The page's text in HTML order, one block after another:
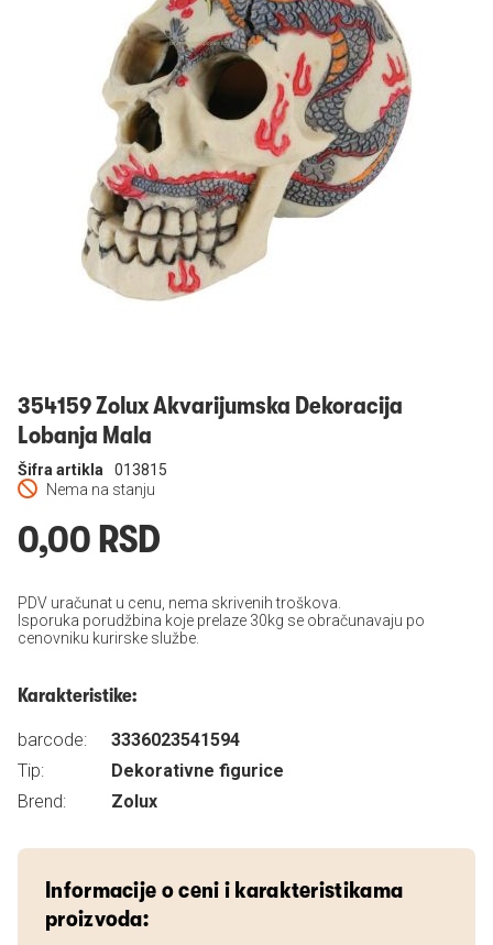
354159 Zolux Akvarijumska Dekoracija
Lobanja Mala
Nema na stanju
Šifra artikla 013815
0,00 RSD
PDV uračunat u cenu, nema skrivenih troškova.
Isporuka porudžbina koje prelaze 30kg se obračunavaju po
cenovniku kurirske službe.
Karakteristike:
barcode:
3336023541594
Tip:
Dekorativne figurice
Brend:
Zolux
Informacije o ceni i karakteristikama
proizvoda: